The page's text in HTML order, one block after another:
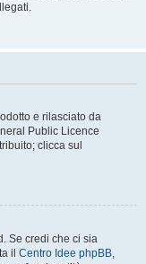
e rilasciato da
Public Licence
clicca sul
Se credi che ci sia
il Centro Idee phpBB,